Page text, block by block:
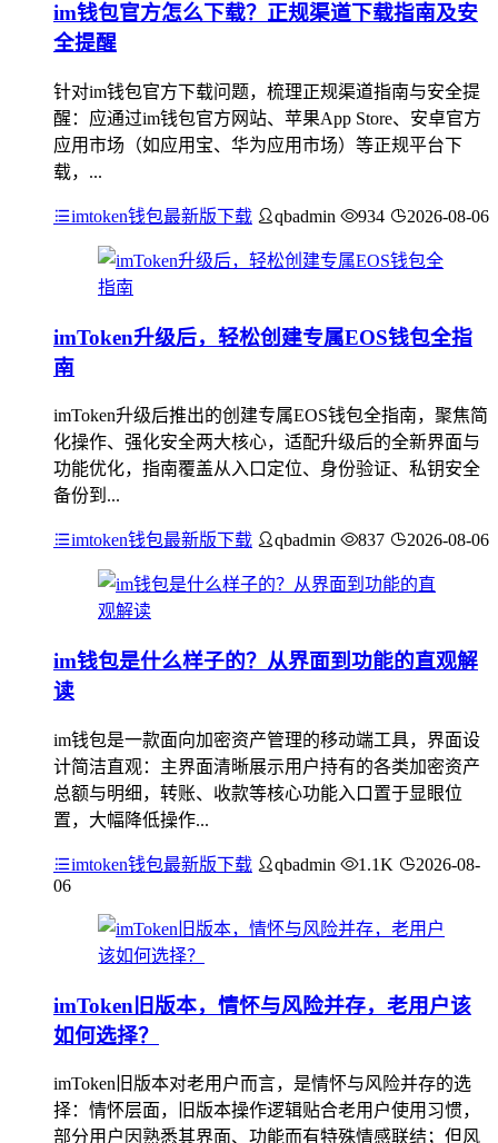
im钱包官方怎么下载？正规渠道下载指南及安
全提醒
针对im钱包官方下载问题，梳理正规渠道指南与安全提
醒：应通过im钱包官方网站、苹果App Store、安卓官方
应用市场（如应用宝、华为应用市场）等正规平台下
载，...
imtoken钱包最新版下载 qbadmin 934 2026-08-06
imToken升级后，轻松创建专属EOS钱包全指
南
imToken升级后推出的创建专属EOS钱包全指南，聚焦简
化操作、强化安全两大核心，适配升级后的全新界面与
功能优化，指南覆盖从入口定位、身份验证、私钥安全
备份到...
imtoken钱包最新版下载 qbadmin 837 2026-08-06
im钱包是什么样子的？从界面到功能的直观解
读
im钱包是一款面向加密资产管理的移动端工具，界面设
计简洁直观：主界面清晰展示用户持有的各类加密资产
总额与明细，转账、收款等核心功能入口置于显眼位
置，大幅降低操作...
imtoken钱包最新版下载 qbadmin 1.1K
2026-08-
06
imToken旧版本，情怀与风险并存，老用户该
如何选择？
imToken旧版本对老用户而言，是情怀与风险并存的选
择：情怀层面，旧版本操作逻辑贴合老用户使用习惯，
部分用户因熟悉其界面、功能而有特殊情感联结；但风